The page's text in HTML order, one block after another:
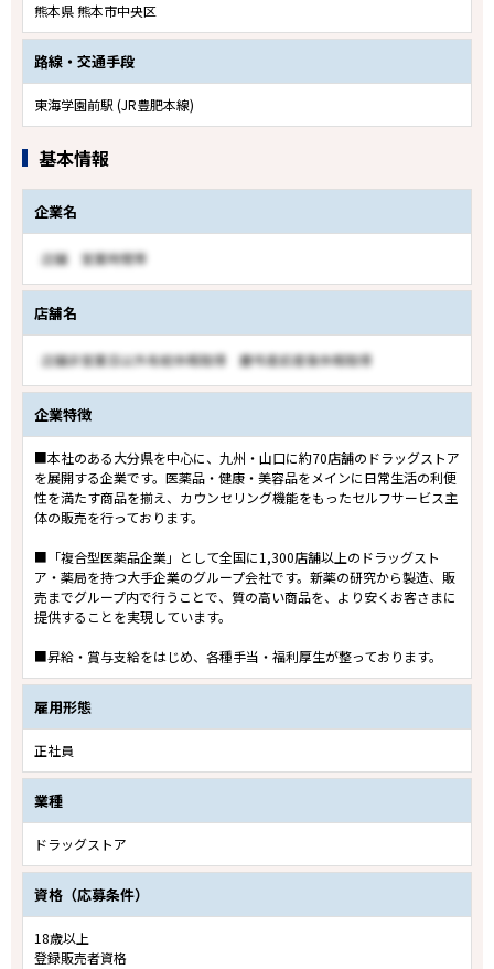
熊本県 熊本市中央区
路線・交通手段
東海学園前駅 (JR豊肥本線)
基本情報
企業名
店舗名
企業特徴
■本社のある大分県を中心に、九州・山口に約70店舗のドラッグストア
を展開する企業です。医薬品・健康・美容品をメインに日常生活の利便
性を満たす商品を揃え、カウンセリング機能をもったセルフサービス主
体の販売を行っております。
■「複合型医薬品企業」として全国に1,300店舗以上のドラッグスト
ア・薬局を持つ大手企業のグループ会社です。新薬の研究から製造、販
売までグループ内で行うことで、質の高い商品を、より安くお客さまに
提供することを実現しています。
■昇給・賞与支給をはじめ、各種手当・福利厚生が整っております。
雇用形態
正社員
業種
ドラッグストア
資格（応募条件）
18歳以上
登録販売者資格